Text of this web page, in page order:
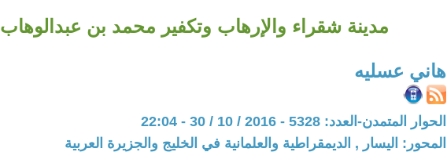
مدينة شقراء والإرهاب وتكفير محمد بن عبدالوهاب
هاني عسليه
الحوار المتمدن-العدد: 5328 - 2016 / 10 / 30 - 22:04
المحور: اليسار , الديمقراطية والعلمانية في الخليج والجزيرة العربية